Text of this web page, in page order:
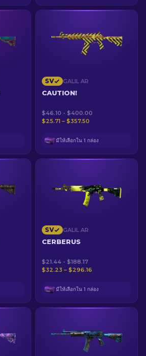
SV GALIL AR
CAUTION!
$46.10 - $400.00
$25.71 – $357.50
มีให้เลือกใน 1 กล่อง
SV GALIL AR
CERBERUS
$21.44 - $188.17
$32.23 – $296.16
มีให้เลือกใน 1 กล่อง